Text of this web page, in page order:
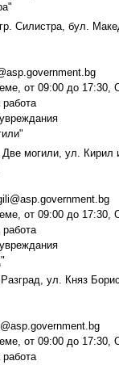
Силистра, бул.
от 09:00 до
могили, ул.
от 09:00 до
ул. Княз
от 09:00 до